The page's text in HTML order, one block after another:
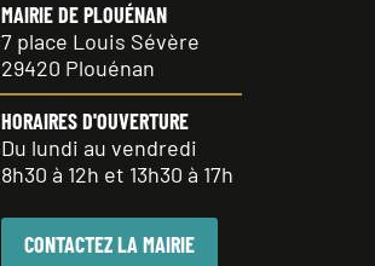
MAIRIE DE PLOUÉNAN
7 place Louis Sévère
29420 Plouénan
HORAIRES D'OUVERTURE
Du lundi au vendredi
8h30 à 12h et 13h30 à 17h
CONTACTEZ LA MAIRIE